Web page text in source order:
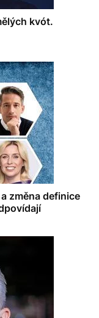
kvót.
změna definice